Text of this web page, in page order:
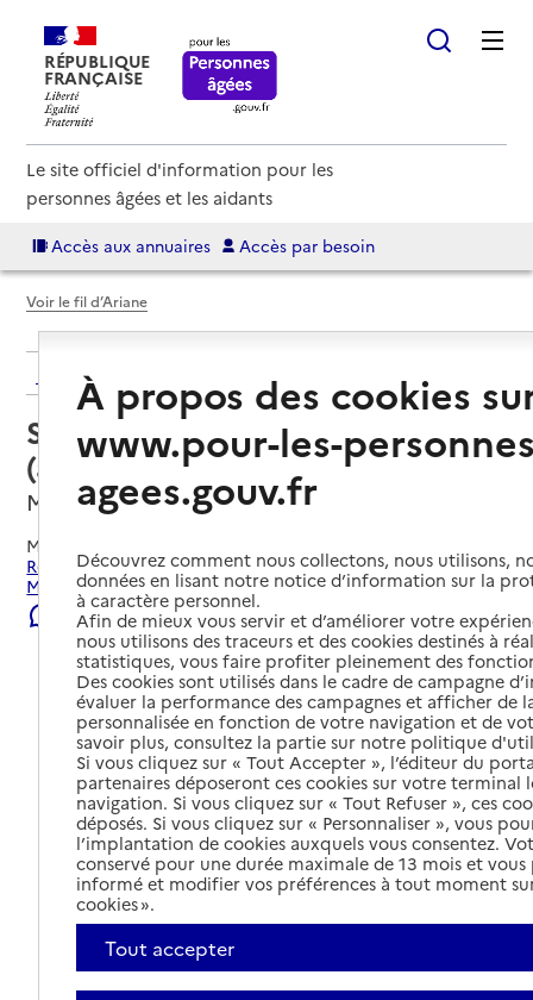
RÉPUBLIQUE
FRANÇAISE
Le site officiel d'information pour les
personnes âgées et les aidants
Accès aux annuaires Accès par besoin
Voir le fil d’Ariane
Retour aux résultats de l'annuaire
Service autonomie à domicile
(aide) – Services ADMR
Montrevel-en-Bresse, AIN
Mis à jour le
Rechercher les établissements et services autour de
Montrevel-en-Bresse.
Signaler une erreur
À propos des cookies
www.pour-les-
agees.gouv.fr
Découvrez comment nous collectons, nous utilisons,
données en lisant notre notice d’information sur la
à caractère personnel.
Afin de mieux vous servir et d’améliorer votre
nous utilisons des traceurs et des cookies destinés à
statistiques, vous faire profiter pleinement des
Des cookies sont utilisés dans le cadre de campagne
évaluer la performance des campagnes et afficher de
personnalisée en fonction de votre navigation et de
savoir plus, consultez la partie sur notre politique
Si vous cliquez sur « Tout Accepter », l’éditeur du
partenaires déposeront ces cookies sur votre terminal
navigation. Si vous cliquez sur « Tout Refuser », ces
déposés. Si vous cliquez sur « Personnaliser », vous
l’implantation de cookies auxquels vous consentez.
conservé pour une durée maximale de 13 mois et
informé et modifier vos préférences à tout moment
cookies ».
Tout accepter